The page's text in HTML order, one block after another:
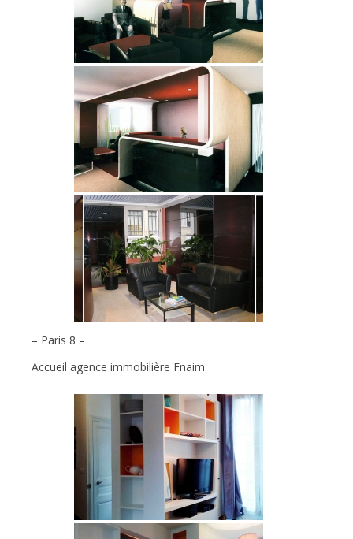
– Paris 8 –
Accueil agence immobilière Fnaim